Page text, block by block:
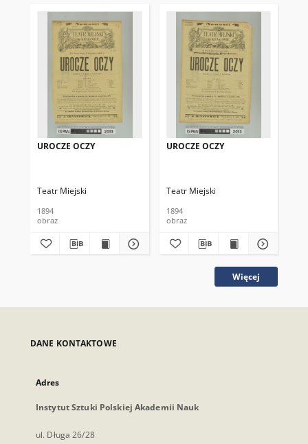
UROCZE OCZY
Teatr Miejski
1894
obraz
UROCZE OCZY
Teatr Miejski
1894
obraz
Więcej
DANE KONTAKTOWE
Adres
Instytut Sztuki Polskiej Akademii Nauk
ul. Długa 26/28